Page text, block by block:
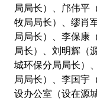
局局长）、邝伟平
牧局局长）、缪肖
局局长）、李保康
局长）、刘明辉（
城环保分局局长）
局局长）、李国宇
设办公室（设在源